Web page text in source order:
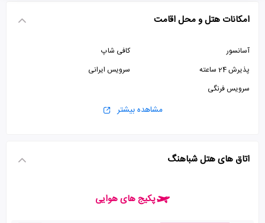
امکانات هتل و محل اقامت
آسانسور
کافی شاپ
پذیرش 24 ساعته
سرویس ایرانی
سرویس فرنگی
مشاهده بیشتر
اتاق های هتل شباهنگ
پکیج های هوایی